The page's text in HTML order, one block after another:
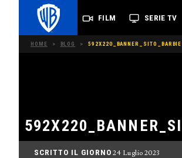
FILM SERIE TV
HOME > BLOG > 592X220_BANNER_SITO_BARBIE
SCRITTO IL GIORNO 24 Luglio 2023